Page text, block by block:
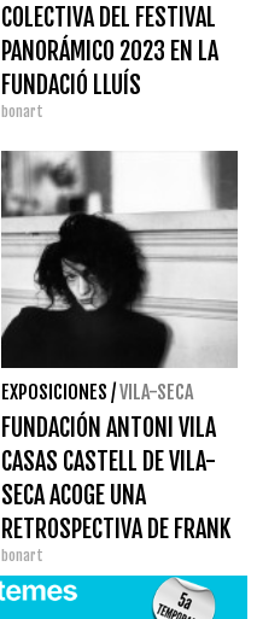
COLECTIVA DEL FESTIVAL
PANORÁMICO 2023 EN LA
FUNDACIÓ LLUÍS
COROMINA
bonart
EXPOSICIONES /VILA-SECA
FUNDACIÓN ANTONI VILA
CASAS CASTELL DE VILA-
SECA ACOGE UNA
RETROSPECTIVA DE FRANK
HORVAT
bonart